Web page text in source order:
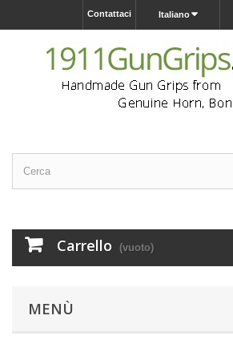
Italiano
Contattaci
Carrello (vuoto)
MENÙ